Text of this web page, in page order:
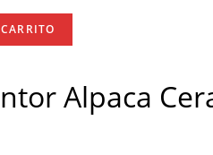
Alpaca